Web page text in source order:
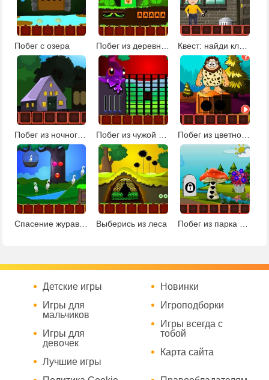
Побег с озера Побег из деревни Верде Квест: найди ключ от дома девочки
Побег из ночного парка Побег из чужой страны Побег из цветного леса 2
Спасение журавля Выберись из леса Побег из парка фантазий
Детские игры
Игры для
мальчиков
Игры для
девочек
Лучшие игры
Новинки
Игроподборки
Игры всегда с
тобой
Карта сайта